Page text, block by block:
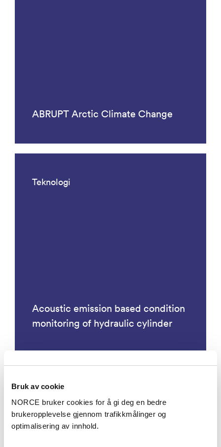
Bruk av cookie
NORCE bruker cookies for å gi deg en bedre
brukeropplevelse gjennom trafikkmålinger og
optimalisering av innhold.
ABRUPT Arctic Climate Change
Teknologi
Acoustic emission based condition
monitoring of hydraulic cylinder
Prosjekter